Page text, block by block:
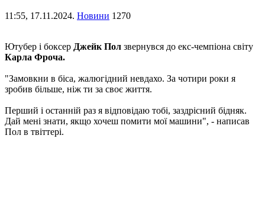
11:55, 17.11.2024. Новини 1270
Ютубер і боксер Джейк Пол звернувся до екс-чемпіона світу
Карла Фроча.
"Замовкни в біса, жалюгідний невдахо. За чотири роки я
зробив більше, ніж ти за своє життя.
Перший і останній раз я відповідаю тобі, заздрісний бідняк.
Дай мені знати, якщо хочеш помити мої машини", - написав
Пол в твіттері.